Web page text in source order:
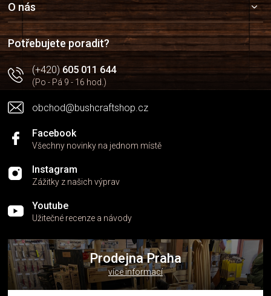
a
t
í
O nás
Potřebujete poradit?
(+420)605 011 644
(Po - Pá 9 - 16 hod.)
obchod@bushcraftshop.cz
Facebook
Všechny novinky na jednom místě
Instagram
Zážitky z našich výprav
Youtube
Užitečné recenze a návody
Prodejna Praha
více informací